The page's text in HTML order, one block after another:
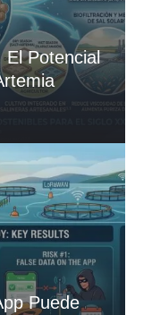
El Potencial
Puede